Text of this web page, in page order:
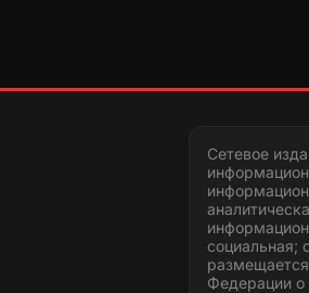
Сетевое
социальная;
Федерации о